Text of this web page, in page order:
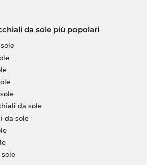
da sole più popolari
da sole
da sole